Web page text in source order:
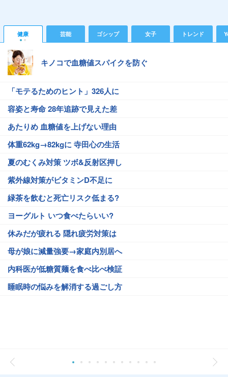
健康 芸能 ゴシップ 女子 トレンド
キノコで血糖値スパイクを防ぐ
「モテるためのヒント」326人に
容姿と寿命 28年追跡で見えた差
あたりめ 血糖値を上げない理由
体重62kg→82kgに 寺田心の生活
夏のむくみ対策 ツボ&反射区押し
紫外線対策がビタミンD不足に
緑茶を飲むと死亡リスク低まる?
ヨーグルト いつ食べたらいい?
休みだが疲れる 隠れ疲労対策は
母が娘に減量強要→家庭内別居へ
内科医が低糖質麺を食べ比べ検証
睡眠時の悩みを解消する過ごし方